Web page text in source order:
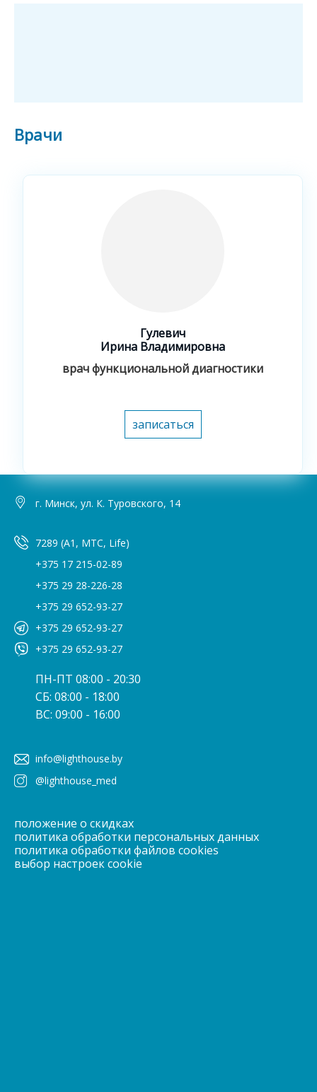
Врачи
Гулевич
Ирина Владимировна
врач функциональной диагностики
записаться
г. Минск, ул. К. Туровского, 14
7289 (A1, МТС, Life)
+375 17 215-02-89
+375 29 28-226-28
+375 29 652-93-27
+375 29 652-93-27
+375 29 652-93-27
ПН-ПТ 08:00 - 20:30
СБ: 08:00 - 18:00
ВС: 09:00 - 16:00
info@lighthouse.by
@lighthouse_med
положение о скидках
политика обработки персональных данных
политика обработки файлов cookies
выбор настроек cookie